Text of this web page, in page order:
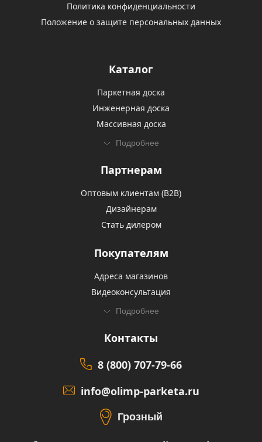
Политика конфиденциальности
Положение о защите персональных данных
Каталог
Паркетная доска
Инженерная доска
Массивная доска
Подробнее
Партнерам
Оптовым клиентам (В2В)
Дизайнерам
Стать дилером
Покупателям
Адреса магазинов
Видеоконсультация
Подробнее
Контакты
8 (800) 707-79-66
info@olimp-parketa.ru
Грозный